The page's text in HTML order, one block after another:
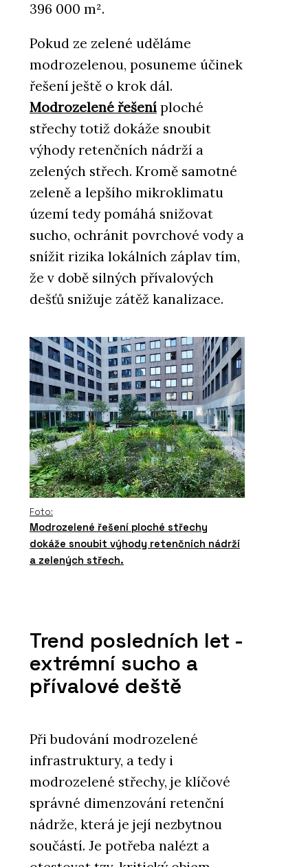
396 000 m².
Pokud ze zelené uděláme
modrozelenou, posuneme účinek
řešení ještě o krok dál.
Modrozelené řešení ploché
střechy totiž dokáže snoubit
výhody retenčních nádrží a
zelených střech. Kromě samotné
zeleně a lepšího mikroklimatu
území tedy pomáhá snižovat
sucho, ochránit povrchové vody a
snížit rizika lokálních záplav tím,
že v době silných přívalových
dešťů snižuje zátěž kanalizace.
Foto:
Modrozelené řešení ploché střechy
dokáže snoubit výhody retenčních nádrží
a zelených střech.
Trend posledních let -
extrémní sucho a
přívalové deště
Při budování modrozelené
infrastruktury, a tedy i
modrozelené střechy, je klíčové
správné dimenzování retenční
nádrže, která je její nezbytnou
součástí. Je potřeba nalézt a